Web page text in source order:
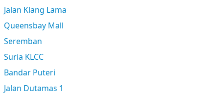
Jalan Klang Lama
Queensbay Mall
Seremban
Suria KLCC
Bandar Puteri
Jalan Dutamas 1